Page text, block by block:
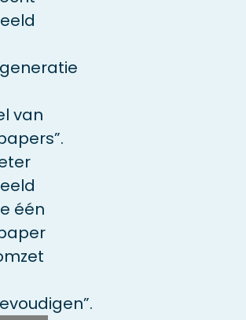
van
één